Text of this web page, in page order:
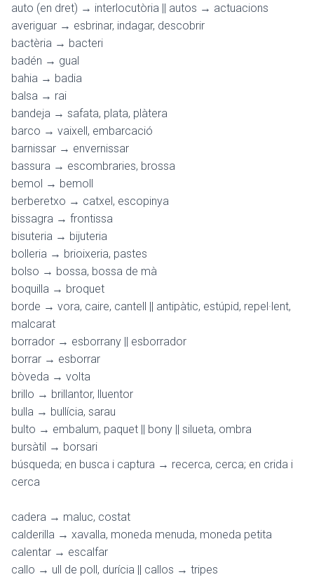
auto (en dret) → interlocutòria || autos → actuacions
averiguar → esbrinar, indagar, descobrir
bactèria → bacteri
badén → gual
bahia → badia
balsa → rai
bandeja → safata, plata, plàtera
barco → vaixell, embarcació
barnissar → envernissar
bassura → escombraries, brossa
bemol → bemoll
berberetxo → catxel, escopinya
bissagra → frontissa
bisuteria → bijuteria
bolleria → brioixeria, pastes
bolso → bossa, bossa de mà
boquilla → broquet
borde → vora, caire, cantell || antipàtic, estúpid, repel·lent,
malcarat
borrador → esborrany || esborrador
borrar → esborrar
bòveda → volta
brillo → brillantor, lluentor
bulla → bullícia, sarau
bulto → embalum, paquet || bony || silueta, ombra
bursàtil → borsari
búsqueda; en busca i captura → recerca, cerca; en crida i
cerca
cadera → maluc, costat
calderilla → xavalla, moneda menuda, moneda petita
calentar → escalfar
callo → ull de poll, durícia || callos → tripes